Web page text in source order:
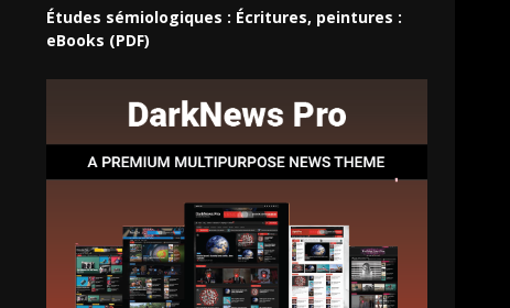
Études sémiologiques : Écritures, peintures :
eBooks (PDF)